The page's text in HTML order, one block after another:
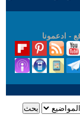
- ادعمونا